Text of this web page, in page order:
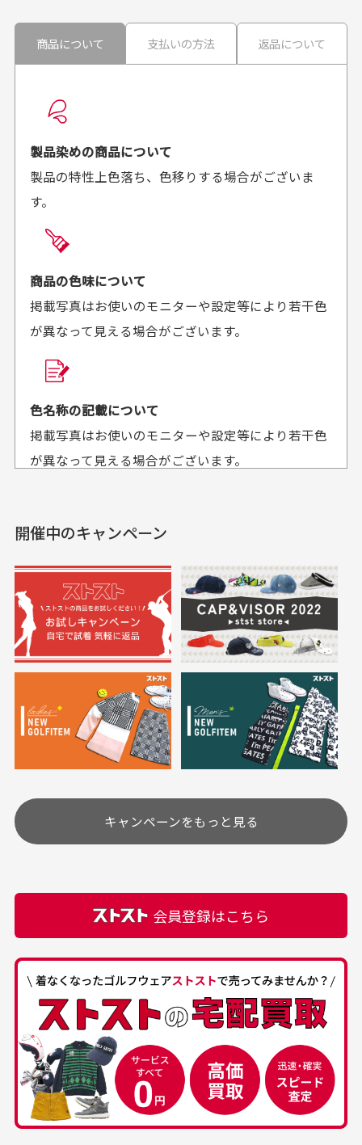
30代男性
良かった！
がとうございます。丁寧
に梱包されていて、商品
の状態も良好でした。気
があればよろしくお願い
30代男性
来ました。またお願いし
セールかつポイント
も使えて、お得に購
入出来ました
セールかつポイントも使
満足です。
おります
欲しかったスカートが購
30代女性
高価なブルゾンがお
高価なブルゾンがお安く
購入できました。状態も
最高でした。
30代女性
いつも素敵な商品を
す
美品です。いつも素敵な
商品をありがとうござい
ます。
30代男性
中古ゴルフウェアの
品揃えがすごい
50代男性
安心して中古ウェア
を買えるお店です
お届け希望日時をご指定頂けます。
ご注文時にご指定下さい。
商品の受け渡しは、ゆうパックでの配送のみとさせて
頂いております。
商品購入からどれくらいで発送してもらえます
か？
平日午前9時までのご注文で最短当日発送させて頂いて
おります。
せて頂いております。
送料はいくらかかりますか？
何点ご購入頂いた場合も全国一律で800円とさせて頂
いております。(1配送先につき)
また5,000円(税込)以上お買い物をして頂けた場合は送
※必ず１つのショッピングカートに複数商品を入れて
ご注文下さいませ。
定休日はありますか？
土.日.祝日は定休日となっております。
その他の休日につきましてはサイト上にて告知させて
頂きます。
カートの有効時間はありますか？
は自動的にカート内の商品が削除されますのでご注意
下さい。
お気に入り機能をご利用下さい。
商品について 支払いの方法 返品について
製品染めの商品について
製品の特性上色落ち、色移りする場合がございま
す。
商品の色味について
掲載写真はお使いのモニターや設定等により若干色
が異なって見える場合がございます。
色名称の記載について
掲載写真はお使いのモニターや設定等により若干色
が異なって見える場合がございます。
実寸サイズについて
一点一点手作業で計測しておりますので、若干の誤
差が生じる場合がございます。
においについて
ユーズド商品の特性故、メンテンスを行っておりま
すが、におい（煙草、香水、お香、古着特有の香
り、柔軟剤等)が付着している場合がございます。
付属品について
付属品の記載につきましては、弊社に入荷した時点
ある場合もございます。
経年劣化について
当店では商品の管理には細心の注意を払っておりま
すが、経年により素材の劣化やパーツの強度低下が
生じている場合がございます。
銀行振込（前払い）
開催中のキャンペーン
キャンペーンをもっと見る
会員登録はこちら